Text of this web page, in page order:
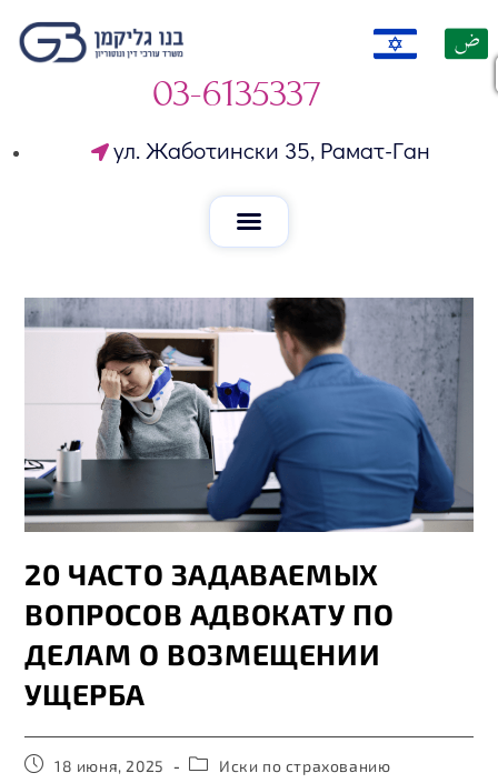
03-6135337
ул. Жаботински 35, Рамат-Ган
20 ЧАСТО ЗАДАВАЕМЫХ
ВОПРОСОВ АДВОКАТУ ПО
ДЕЛАМ О ВОЗМЕЩЕНИИ
УЩЕРБА
18 июня, 2025 Иски по страхованию